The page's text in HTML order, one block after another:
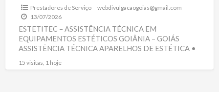
Prestadores de Serviço
webdivulgacaogoias@gmail.com
13/07/2026
ESTETITEC – ASSISTÊNCIA TÉCNICA EM
EQUIPAMENTOS ESTÉTICOS GOIÂNIA – GOIÁS
ASSISTÊNCIA TÉCNICA APARELHOS DE ESTÉTICA •
CALIBRAÇÃO • RECUPERAÇÃO[…]
15 visitas, 1 hoje